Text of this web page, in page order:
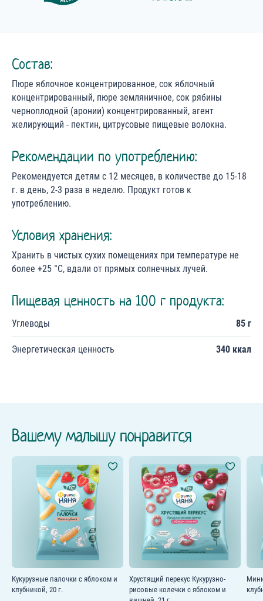
Состав:
Пюре яблочное концентрированное, сок яблочный
концентрированный, пюре земляничное, сок рябины
черноплодной (аронии) концентрированный, агент
желирующий - пектин, цитрусовые пищевые волокна.
Рекомендации по употреблению:
Рекомендуется детям с 12 месяцев, в количестве до 15-18
г. в день, 2-3 раза в неделю. Продукт готов к
употреблению.
Условия хранения:
Хранить в чистых сухих помещениях при температуре не
более +25 °С, вдали от прямых солнечных лучей.
Пищевая ценность на 100 г продукта:
Углеводы 85 г
Энергетическая ценность 340 ккал
Вашему малышу понравится
Кукурузные палочки с яблоком и
клубникой, 20 г.
Хрустящий перекус Кукурузно-
рисовые колечки с яблоком и